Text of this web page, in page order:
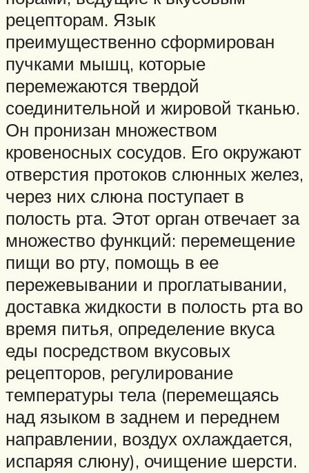
рецепторам. Язык
преимущественно сформирован
пучками мышц, которые
перемежаются твердой
соединительной и жировой тканью.
Он пронизан множеством
кровеносных сосудов. Его окружают
отверстия протоков слюнных желез,
через них слюна поступает в
полость рта. Этот орган отвечает за
множество функций: перемещение
пищи во рту, помощь в ее
пережевывании и проглатывании,
доставка жидкости в полость рта во
время питья, определение вкуса
еды посредством вкусовых
рецепторов, регулирование
температуры тела (перемещаясь
над языком в заднем и переднем
направлении, воздух охлаждается,
испаряя слюну), очищение шерсти.